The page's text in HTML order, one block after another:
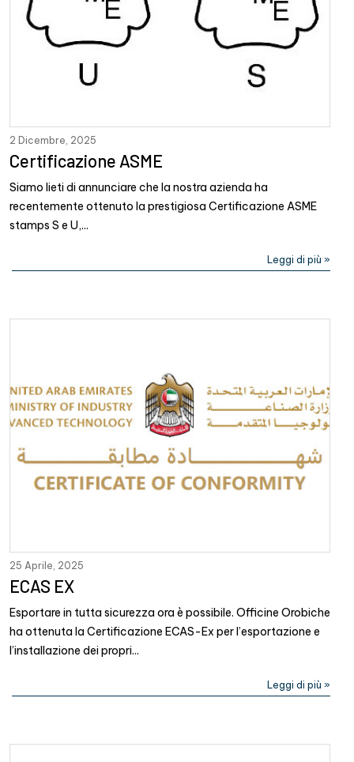
2 Dicembre, 2025
Certificazione ASME
Siamo lieti di annunciare che la nostra azienda ha
recentemente ottenuto la prestigiosa Certificazione ASME
stamps S e U,...
Leggi di più »
25 Aprile, 2025
ECAS EX
Esportare in tutta sicurezza ora è possibile. Officine Orobiche
ha ottenuta la Certificazione ECAS-Ex per l’esportazione e
l’installazione dei propri...
Leggi di più »